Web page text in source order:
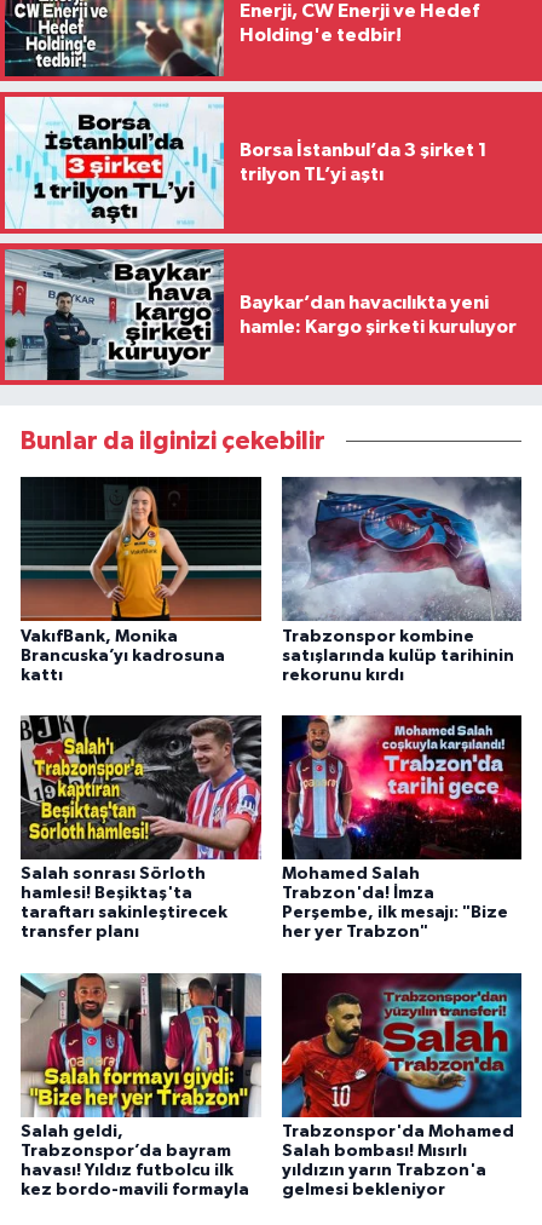
Enerji, CW Enerji ve Hedef
Holding'e tedbir!
Borsa İstanbul’da 3 şirket 1
trilyon TL’yi aştı
Baykar’dan havacılıkta yeni
hamle: Kargo şirketi kuruluyor
Bunlar da ilginizi çekebilir
VakıfBank, Monika
Brancuska’yı kadrosuna
kattı
Trabzonspor kombine
satışlarında kulüp tarihinin
rekorunu kırdı
Salah sonrası Sörloth
hamlesi! Beşiktaş'ta
taraftarı sakinleştirecek
transfer planı
Mohamed Salah
Trabzon'da! İmza
Perşembe, ilk mesajı: "Bize
her yer Trabzon"
Salah geldi,
Trabzonspor’da bayram
havası! Yıldız futbolcu ilk
kez bordo-mavili formayla
Trabzonspor'da Mohamed
Salah bombası! Mısırlı
yıldızın yarın Trabzon'a
gelmesi bekleniyor